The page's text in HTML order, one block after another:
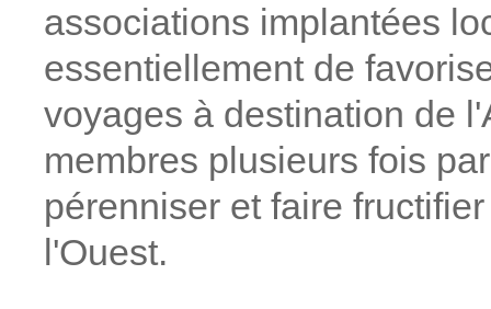
associations implantées
essentiellement de
voyages à destination de
membres plusieurs fois
pérenniser et faire
l'Ouest.